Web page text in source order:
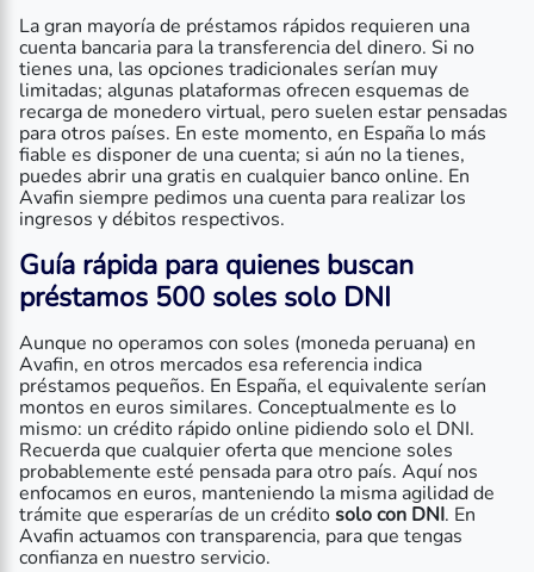
La gran mayoría de préstamos rápidos requieren una
cuenta bancaria para la transferencia del dinero. Si no
tienes una, las opciones tradicionales serían muy
limitadas; algunas plataformas ofrecen esquemas de
recarga de monedero virtual, pero suelen estar pensadas
para otros países. En este momento, en España lo más
fiable es disponer de una cuenta; si aún no la tienes,
puedes abrir una gratis en cualquier banco online. En
Avafin siempre pedimos una cuenta para realizar los
ingresos y débitos respectivos.
Guía rápida para quienes buscan
préstamos 500 soles solo DNI
Aunque no operamos con soles (moneda peruana) en
Avafin, en otros mercados esa referencia indica
préstamos pequeños. En España, el equivalente serían
montos en euros similares. Conceptualmente es lo
mismo: un crédito rápido online pidiendo solo el DNI.
Recuerda que cualquier oferta que mencione soles
probablemente esté pensada para otro país. Aquí nos
enfocamos en euros, manteniendo la misma agilidad de
trámite que esperarías de un créditosolo con DNI. En
Avafin actuamos con transparencia, para que tengas
confianza en nuestro servicio.